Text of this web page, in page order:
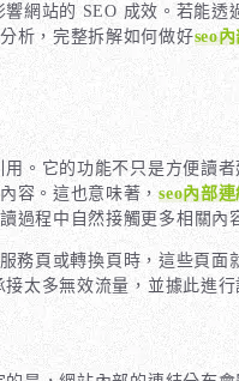
響網站的 SEO 成效。若能透
析，完整拆解如何做好seo
。它的功能不只是方便讀
容。這也意味著，seo內部
過程中自然接觸更多相關內
頁或轉換頁時，這些頁
太多無效流量，並據此進